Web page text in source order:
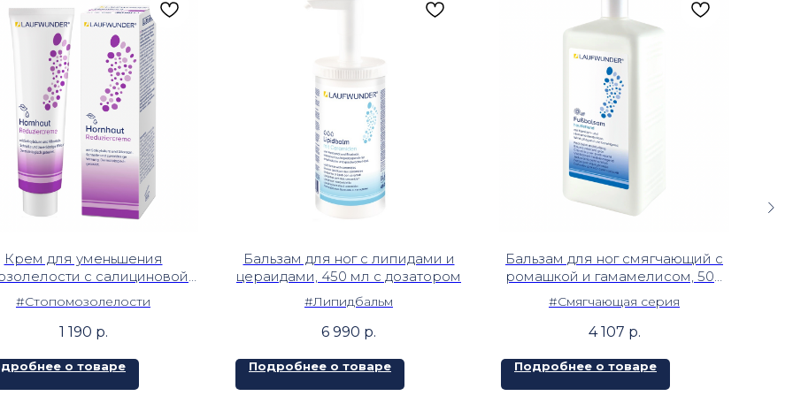
Крем для уменьшения
с салициновой
и аллантоином, 30 мл
#Стопомозолелости
1 190 р.
о товаре
Бальзам для ног с липидами и
цераидами, 450 мл с дозатором
#Липидбальм
6 990 р.
Подробнее о товаре
Бальзам для ног смягчающий с
ромашкой и гамамелисом, 500
#Смягчающая серия
4 107 р.
Подробнее о товаре